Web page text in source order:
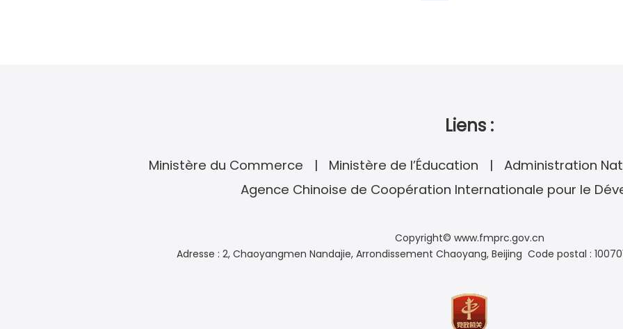
Liens :
Ministère du Commerce Ministère de l’Éducation
Administration
Agence Chinoise de Coopération Internationale pour le
Copyright© www.fmprc.gov.cn
Adresse : 2, Chaoyangmen Nandajie, Arrondissement Chaoyang, Beijing Code postal :